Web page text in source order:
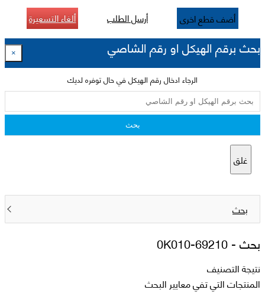
أضف قطع اخرى أرسل الطلب ألغاء التسعيرة
بحث برقم الهيكل او رقم الشاصي ×
الرجاء ادخال رقم الهيكل في حال توفره لديك
بحث
غلق
بحث
بحث -69210-0K010
نتيجة التصنيف
المنتجات التي تفي معايير البحث